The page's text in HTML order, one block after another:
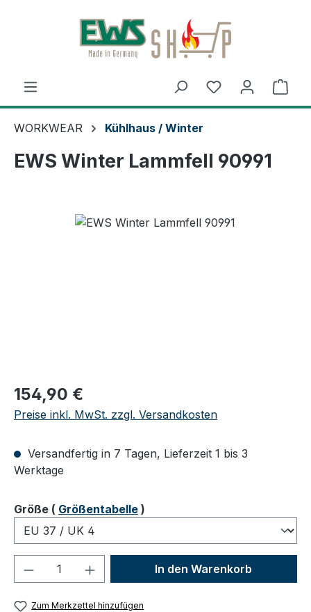
Zum Hauptinhalt springen
Du hast 0
WORKWEAR Kühlhaus / Winter
EWS Winter Lammfell 90991
Regulärer Preis:
154,90 €
Preise inkl. MwSt. zzgl. Versandkosten
Versandfertig in 7 Tagen, Lieferzeit 1 bis 3
Werktage
Größeauswählen
( Größentabelle )
Produkt Anzahl: Gib denIn den Warenkorb
Zum Merkzettel hinzufügen